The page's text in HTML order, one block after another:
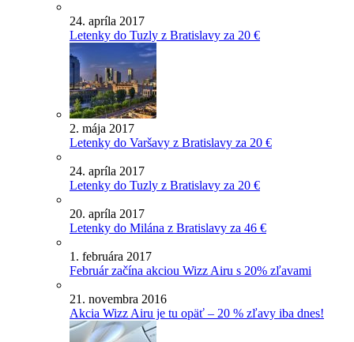
24. apríla 2017
Letenky do Tuzly z Bratislavy za 20 €
2. mája 2017
Letenky do Varšavy z Bratislavy za 20 €
24. apríla 2017
Letenky do Tuzly z Bratislavy za 20 €
20. apríla 2017
Letenky do Milána z Bratislavy za 46 €
1. februára 2017
Február začína akciou Wizz Airu s 20% zľavami
21. novembra 2016
Akcia Wizz Airu je tu opäť – 20 % zľavy iba dnes!